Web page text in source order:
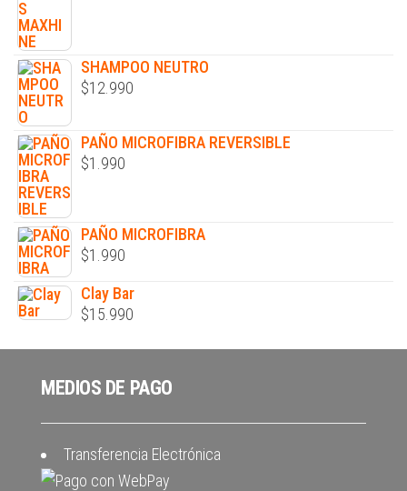
SHAMPOO NEUTRO
$12.990
PAÑO MICROFIBRA REVERSIBLE
$1.990
PAÑO MICROFIBRA
$1.990
Clay Bar
$15.990
MEDIOS DE PAGO
Transferencia Electrónica